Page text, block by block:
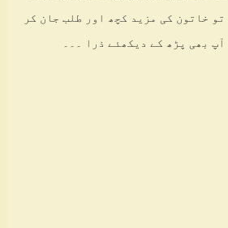
خاتون کی مزید کچھ اور طلب جان کر
بھی پڑھ کے دیکھئے ذرا ۔۔۔